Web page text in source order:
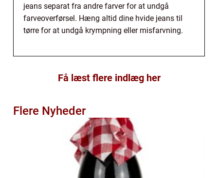
jeans separat fra andre farver for at undgå
farveoverførsel. Hæng altid dine hvide jeans til
tørre for at undgå krympning eller misfarvning.
Få læst flere indlæg her
Flere Nyheder